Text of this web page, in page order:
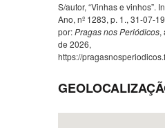
S/autor, “Vinhas e vinhos”.
Ano, nº 1283, p. 1., 31-07-
por:Pragas nos Periódicos,
de 2026,
https://